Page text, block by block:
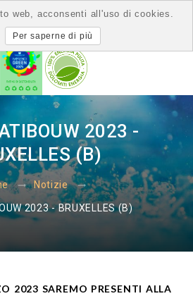
2023 -
(B)
Notizie
2023 - BRUXELLES (B)
2023 SAREMO PRESENTI ALLA
web, acconsenti all'uso di cookies.
Per saperne di più